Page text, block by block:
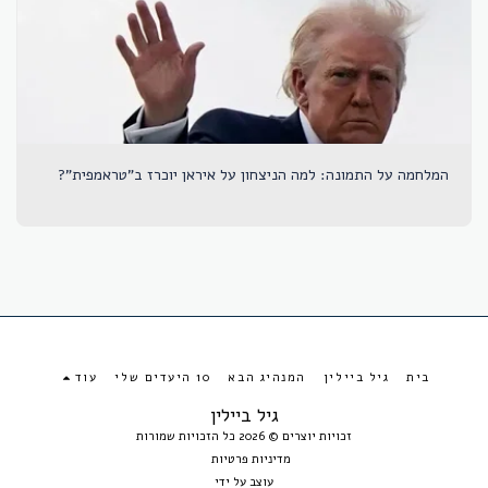
המלחמה על התמונה: למה הניצחון על איראן יוכרז ב"טראמפית"?
גיל ביילין
זכויות יוצרים © 2026 כל הזכויות שמורות
מדיניות פרטיות
עוצב על ידי
בית גיל ביילין המנהיג הבא 10 היעדים שלי עוד